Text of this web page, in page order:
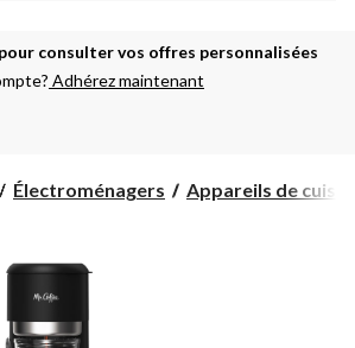
consulter vos offres personnalisées
Adhérez maintenant
Électroménagers Appareils de